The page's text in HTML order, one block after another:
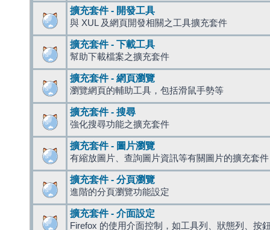
擴充套件 - 開發工具
與 XUL 及網頁開發相關之工具擴充套件
擴充套件 - 下載工具
幫助下載檔案之擴充套件
擴充套件 - 網頁瀏覽
瀏覽網頁的輔助工具，包括滑鼠手勢等
擴充套件 - 搜尋
強化搜尋功能之擴充套件
擴充套件 - 圖片瀏覽
有縮放圖片、查詢圖片資訊等有關圖片的擴充套件
擴充套件 - 分頁瀏覽
進階的分頁瀏覽功能設定
擴充套件 - 介面設定
Firefox 的使用介面控制，如工具列、狀態列、按